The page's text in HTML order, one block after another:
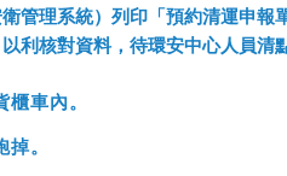
理系統）列印「預約清運申報
利核對資料，待環安中心人員清
車內。
。